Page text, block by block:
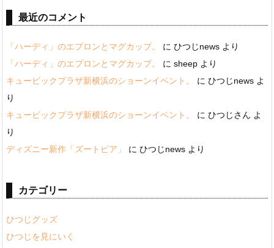
最近のコメント
「ハーディ」のエプロンとマグカップ。 に ひつじnews より
「ハーディ」のエプロンとマグカップ。
に sheep より
キュービックプラザ新横浜のショーンイベント。
に ひつじnews よ
り
キュービックプラザ新横浜のショーンイベント。
に ひつじさん よ
り
ディズニー新作「ズートピア」
に ひつじnews より
カテゴリー
ひつじグッズ
ひつじを見にいく